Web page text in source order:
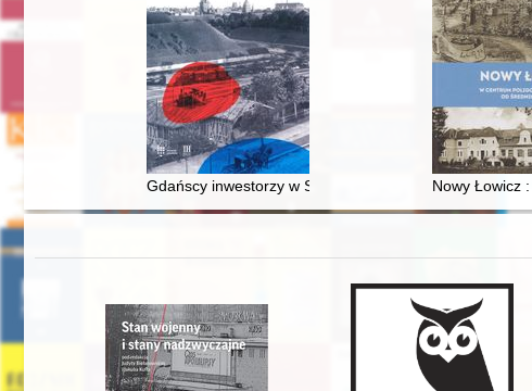
Gdańscy inwestorzy w Sopocie : prestiż finansowy i
Nowy Łowicz